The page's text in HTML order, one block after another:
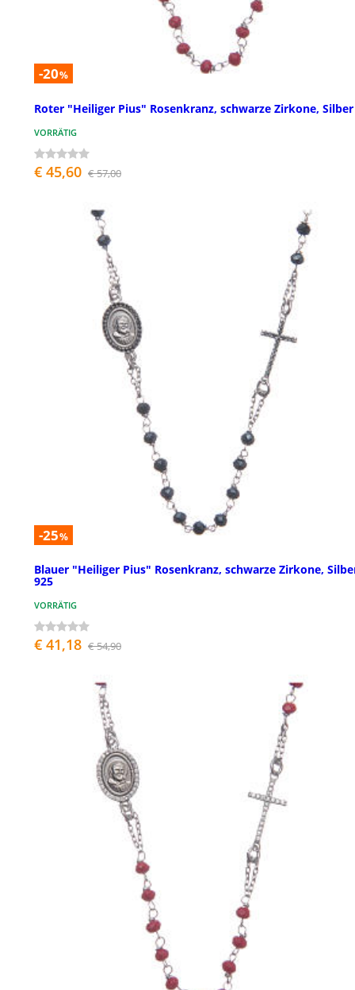
-20%
Roter "Heiliger Pius" Rosenkranz, schwarze Zirkone, Silber
VORRÄTIG
€ 45,60 € 57,00
-25%
Blauer "Heiliger Pius" Rosenkranz, schwarze Zirkone,
925
VORRÄTIG
€ 41,18 € 54,90